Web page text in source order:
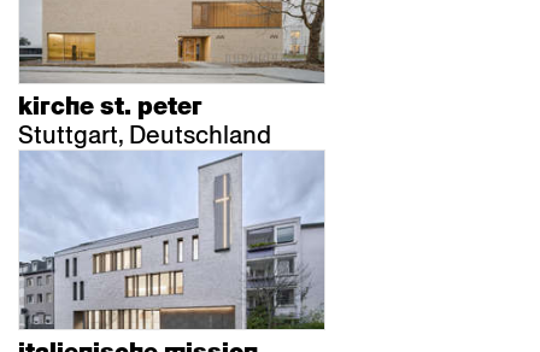
kirche st. peter
Stuttgart, Deutschland